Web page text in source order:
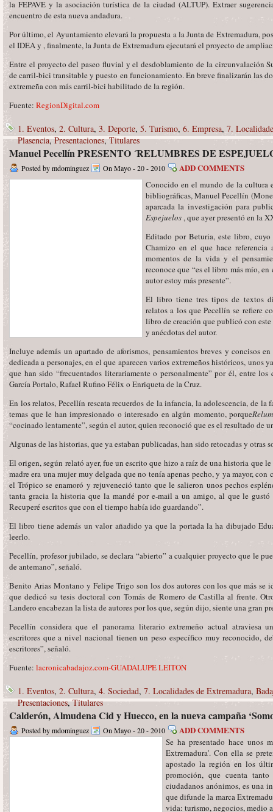
la FEPAVE y la asociación turística de la ciudad (ALTUP). Extraer
encuentro de esta nueva andadura.
Por último, el Ayuntamiento elevará la propuesta a la Junta de Extremadura,
el IDEA y , finalmente, la Junta de Extremadura ejecutará el proyecto de
Entre el proyecto del paseo fluvial y el desdoblamiento de la circunvalación
de carril-bici transitable y puesto en funcionamiento. En breve finalizarán las
extremeña con más carril-bici habilitado de la región.
Fuente: RegionDigital.com
1. Eventos, 2. Cultura, 3. Deporte, 5. Turismo, 6. Empresa, 7.
Plasencia,Presentaciones,Titulares
Manuel Pecellín PRESENTO ´RELUMBRES DE
Posted by mdominguez On Mayo - 20 - 2010 ADD COMMENTS
Conocido en el mundo de la cultura
bibliográficas, Manuel Pecellín
aparcada la investigación para
Espejuelos, que ayer presentó en la
Editado por Beturia, este libro,
Chamizo en el que hace referencia
momentos de la vida y el
reconoce que “es el libro más mío,
autor estoy más presente”.
El libro tiene tres tipos de textos
relatos a los que Pecellín se refiere
libro de creación que publicó con
y anécdotas del autor.
Incluye además un apartado de aforismos, pensamientos breves y concisos
dedicada a personajes, en el que aparecen varios extremeños históricos, unos
que han sido “frecuentados literariamente o personalmente” por él, entre
García Portalo, Rafael Rufino Félix o Enriqueta de la Cruz.
En los relatos, Pecellín rescata recuerdos de la infancia, la adolescencia, de
temas que le han impresionado o interesado en algún momento, porque
“cocinado lentamente”, según el autor, quien reconoció que es el resultado de
Algunas de las historias, que ya estaban publicadas, han sido retocadas y otras
El origen, según relató ayer, fue un escrito que hizo a raíz de una historia que
madre era una mujer muy delgada que no tenía apenas pecho, y ya mayor,
el Trópico se enamoró y rejuveneció tanto que le salieron unos pechos
tanta gracia la historia que la mandé por e-mail a un amigo, al que le
Recuperé escritos que con el tiempo había ido guardando”.
El libro tiene además un valor añadido ya que la portada la ha dibujado
leerlo.
Pecellín, profesor jubilado, se declara “abierto” a cualquier proyecto que le
de antemano”, señaló.
Benito Arias Montano y Felipe Trigo son los dos autores con los que más se
que dedicó su tesis doctoral con Tomás de Romero de Castilla al frente.
Landero encabezan la lista de autores por los que, según dijo, siente una gran
Pecellín considera que el panorama literario extremeño actual atraviesa
escritores que a nivel nacional tienen un peso específico muy reconocido,
escritores”, señaló.
Fuente: lacronicabadajoz.com-GUADALUPE LEITON
1. Eventos, 2. Cultura, 4. Sociedad, 7. Localidades de Extremadura,
Presentaciones,Titulares
Calderón, Almudena Cid y Huecco, en la nueva campaña
Posted by mdominguez On Mayo - 20 - 2010 ADD COMMENTS
Se ha presentado hace unos
Extremadura’. Con ella se
apostado la región en los
promoción, que cuenta
ciudadanos anónimos, es una
que difunde la marca
vida: turismo, negocios, medio